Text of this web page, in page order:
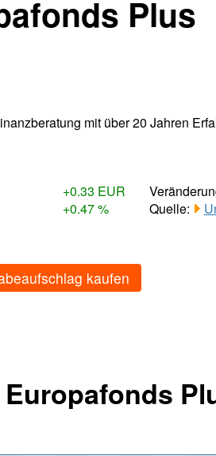
Plus
mit über 20 Jahren
+0.33 EUR
+0.47 %
Quelle:
kaufen